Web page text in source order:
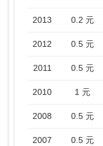
2013 0.2 元
2012 0.5 元
2011 0.5 元
2010 1 元
2008 0.5 元
2007 0.5 元